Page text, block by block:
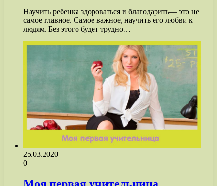
Научить ребенка здороваться и благодарить— это не
самое главное. Самое важное, научить его любви к
людям. Без этого будет трудно…
25.03.2020
0